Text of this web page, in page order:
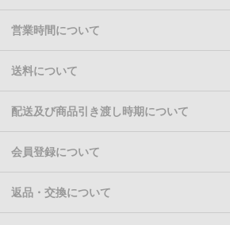
営業時間について
送料について
配送及び商品引き渡し時期について
会員登録について
返品・交換について